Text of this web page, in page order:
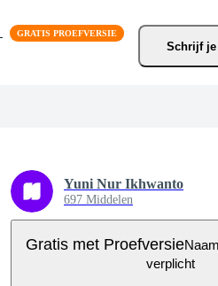
Schrijf je
Yuni Nur Ikhwanto
697 Middelen
Gratis met Proefversie
verplicht